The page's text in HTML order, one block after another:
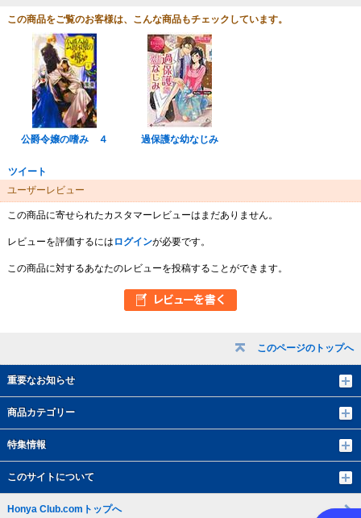
このページのトップへ
重要なお知らせ
商品カテゴリー
特集情報
このサイトについて
この商品をご覧のお客様は、こんな商品もチェックしています。
公爵令嬢の嗜み ４ 過保護な幼なじみ
ツイート
ユーザーレビュー
この商品に寄せられたカスタマーレビューはまだありません。
レビューを評価するには ログインが必要です。
この商品に対するあなたのレビューを投稿することができます。
Honya Club.comトップへ